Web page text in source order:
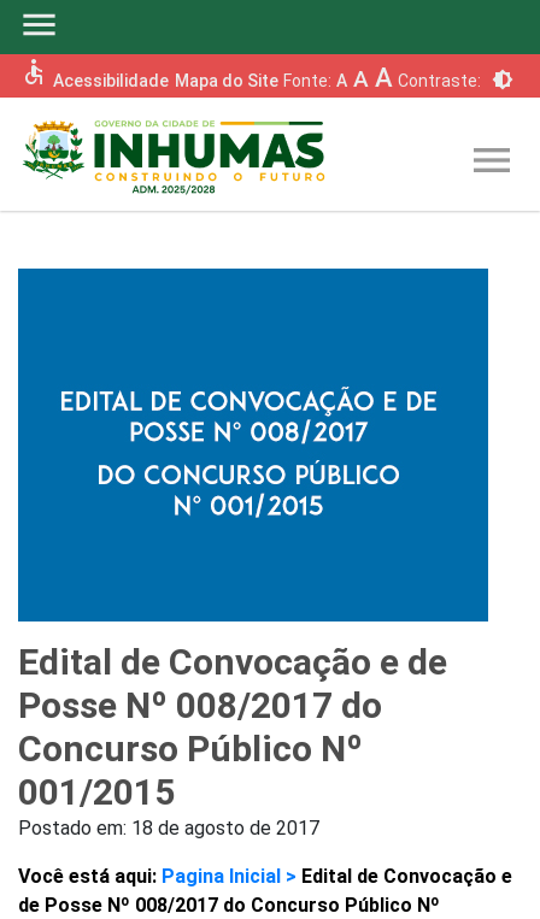
menu
accessible Acessibilidade Mapa do Site Fonte: A A A Contraste: brightness_6
menu
Edital de Convocação e de
Posse Nº 008/2017 do
Concurso Público Nº
001/2015
Postado em: 18 de agosto de 2017
Você está aqui: Pagina Inicial > Edital de Convocação e
de Posse Nº 008/2017 do Concurso Público Nº